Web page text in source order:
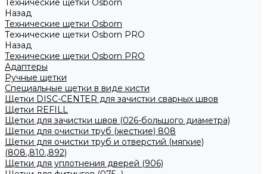
Технические щетки Osborn
Назад
Технические щетки Osborn
Технические щетки Osborn PRO
Назад
Технические щетки Osborn PRO
Адаптеры
Ручные щетки
Специальные щетки в виде кисти
Щетки DISC-CENTER для зачистки сварных швов
Щетки REFILL
Щетки для зачистки швов (026-большого диаметра)
Щетки для очистки труб (жесткие) 808
Щетки для очистки труб и отверстий (мягкие)
(808.,810.,892)
Щетки для уплотнения дверей (906)